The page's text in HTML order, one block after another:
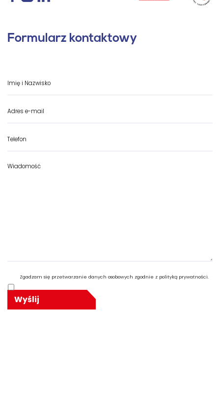
Formularz kontaktowy
Zgadzam się przetwarzanie danych osobowych zgodnie z polityką prywatności.